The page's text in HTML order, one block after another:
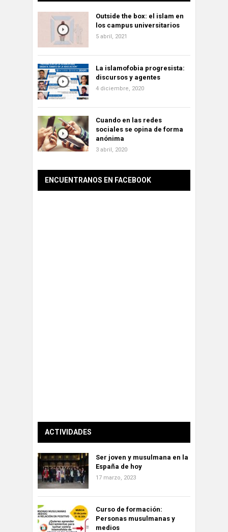
Outside the box: el islam en
los campus universitarios
5 abril, 2021
La islamofobia progresista:
discursos y agentes
4 diciembre, 2020
Cuando en las redes
sociales se opina de forma
anónima
3 abril, 2020
ENCUENTRANOS EN FACEBOOK
ACTIVIDADES
Ser joven y musulmana en la
España de hoy
17 marzo, 2023
Curso de formación:
Personas musulmanas y
medios